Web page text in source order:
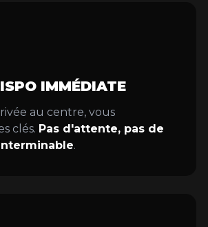
IMMÉDIATE
au centre, vous
clés. Pas d'attente, pas de
.